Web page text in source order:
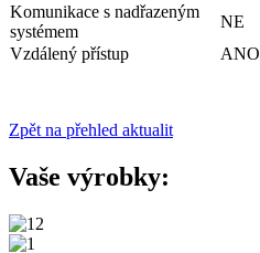
Komunikace s nadřazeným
systémem
NE
Vzdálený přístup
ANO
Zpět na přehled aktualit
Vaše výrobky: